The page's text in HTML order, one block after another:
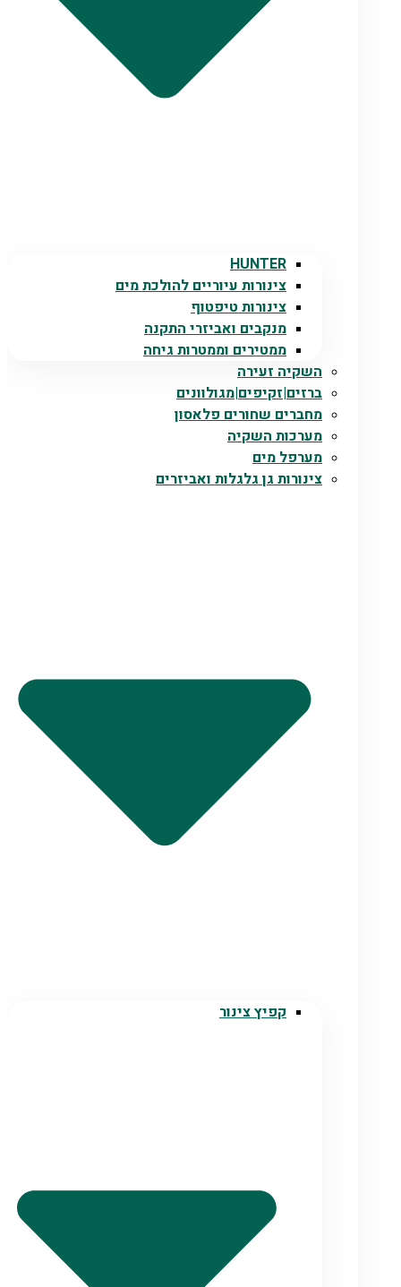
HUNTER
צינורות עיוריים להולכת מים
צינורות טיפטוף
מנקבים ואביזרי התקנה
ממטירים וממטרות גיחה
השקיה זעירה
ברזים|זקיפים|מגולוונים
מחברים שחורים פלאסון
מערכות השקיה
מערפל מים
צינורות גן גלגלות ואביזרים
קפיץ צינור